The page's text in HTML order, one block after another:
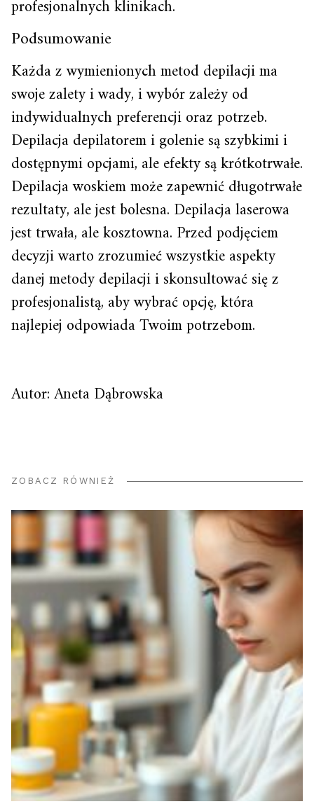
profesjonalnych klinikach.
Podsumowanie
Każda z wymienionych metod depilacji ma
swoje zalety i wady, i wybór zależy od
indywidualnych preferencji oraz potrzeb.
Depilacja depilatorem i golenie są szybkimi i
dostępnymi opcjami, ale efekty są krótkotrwałe.
Depilacja woskiem może zapewnić długotrwałe
rezultaty, ale jest bolesna. Depilacja laserowa
jest trwała, ale kosztowna. Przed podjęciem
decyzji warto zrozumieć wszystkie aspekty
danej metody depilacji i skonsultować się z
profesjonalistą, aby wybrać opcję, która
najlepiej odpowiada Twoim potrzebom.
Autor: Aneta Dąbrowska
ZOBACZ RÓWNIEŻ